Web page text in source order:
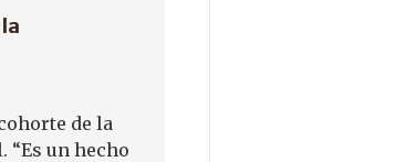
de la
un hecho